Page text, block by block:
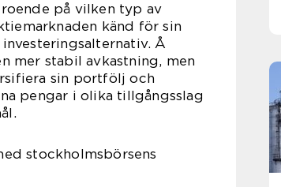
på vilken typ av
känd för sin
Å
mer stabil avkastning, men
sin portfölj och
pengar i olika tillgångsslag
stockholmsbörsens